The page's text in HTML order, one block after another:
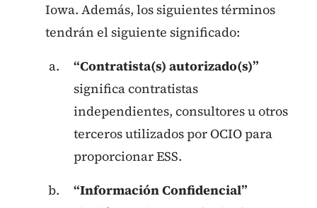
Iowa. Además, los siguientes términos
tendrán el siguiente significado:
“Contratista(s) autorizado(s)”
significa contratistas
independientes, consultores u otros
terceros utilizados por OCIO para
proporcionar ESS.
“Información Confidencial”